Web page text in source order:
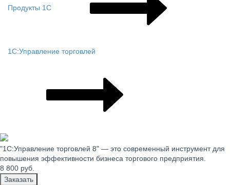
Продукты 1С
1С:Управление торговлей
"1С:Управление торговлей 8" — это современный инструмент для
повышения эффективности бизнеса торгового предприятия.
8 800 руб.
Заказать